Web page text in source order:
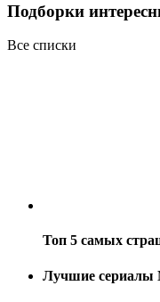
Подборки
Все списки
Топ 5 самых
Лучшие сериалы